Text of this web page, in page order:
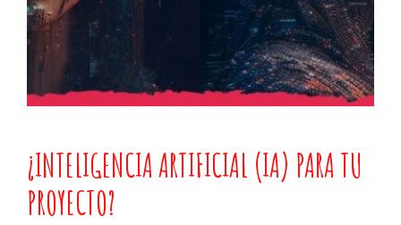
¿INTELIGENCIA ARTIFICIAL (IA) PARA TU
PROYECTO?